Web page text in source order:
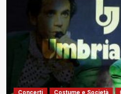
«Legno
Madre»
di
Marco
Bardoscia,
un
potente
emozionale,
descrittivo